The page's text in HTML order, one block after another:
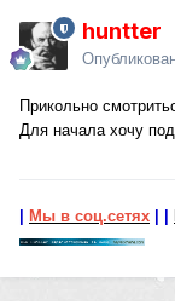
huntter
Прикольно
Для начала хочу
Мы в соц.сетях